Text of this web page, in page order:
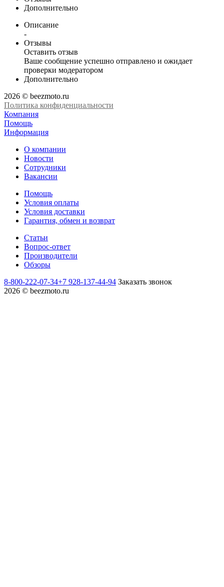
Дополнительно
Описание
-
Отзывы
Оставить отзыв
Ваше сообщение успешно отправлено и ожидает
проверки модератором
Дополнительно
2026 © beezmoto.ru
Политика конфиденциальности
Компания
Помощь
Информация
О компании
Новости
Сотрудники
Вакансии
Помощь
Условия оплаты
Условия доставки
Гарантия, обмен и возврат
Статьи
Вопрос-ответ
Производители
Обзоры
8-800-222-07-34+7 928-137-44-94 Заказать звонок
2026 © beezmoto.ru